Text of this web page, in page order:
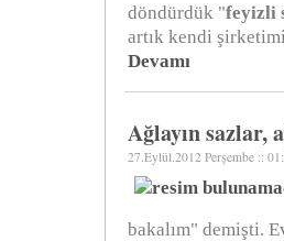
döndürdük "feyizli
artık kendi
Devamı
Ağlayın sazlar,
27.Eylül.2012 Perşembe ::
bakalım" demişti.